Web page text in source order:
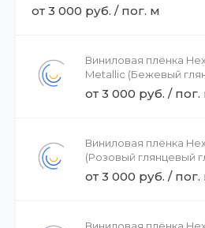
от 3 000 руб. / пог. м
Виниловая плёнка
Metallic (Бежевый
HX20BCMB, 1.52
от 3 000 руб. / пог.
Виниловая плёнка
(Розовый глянцевый
от 3 000 руб. / пог.